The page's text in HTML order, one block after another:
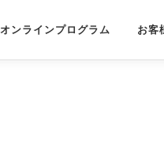
ンラインプログラム お客